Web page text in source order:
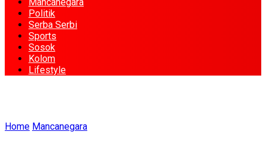
Politik
Serba Serbi
Sports
Sosok
Kolom
Lifestyle
Home Mancanegara